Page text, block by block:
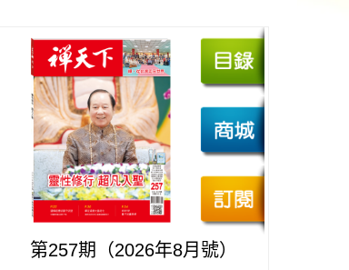
第257期（2026年8月號）